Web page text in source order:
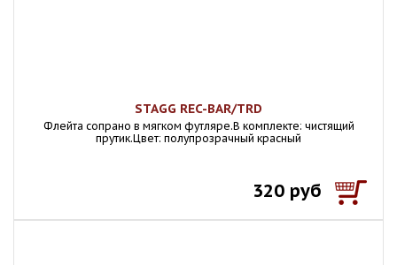
STAGG REC-BAR/TRD
Флейта сопрано в мягком футляре.В комплекте: чистящий
прутик.Цвет: полупрозрачный красный
320 руб